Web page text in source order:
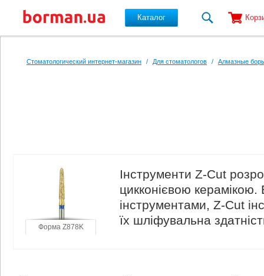
Каталог
Стоматологический интернет-магазин / Для стоматологов / Алмазные
Форма Z878K
Інструменти Z-Cut
цикконієвою керамікою.
інструментами, Z-Cut
їх шліфувальна